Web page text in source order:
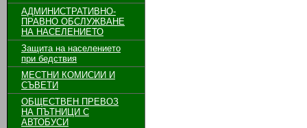
АДМИНИСТРАТИВНО-
ПРАВНО ОБСЛУЖВАНЕ
НА НАСЕЛЕНИЕТО
Защита на населението
при бедствия
МЕСТНИ КОМИСИИ И
СЪВЕТИ
ОБЩЕСТВЕН ПРЕВОЗ
НА ПЪТНИЦИ С
АВТОБУСИ